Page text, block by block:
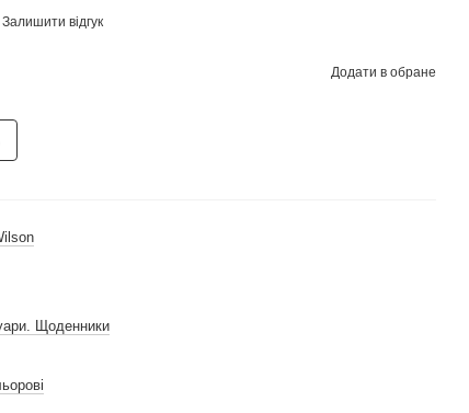
Залишити відгук
Додати в обране
Щоденники